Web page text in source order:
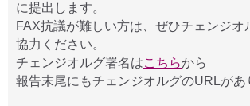
に提出します。
FAX抗議が難しい方は、ぜひチェンジオ
協力ください。
チェンジオルグ署名はこちらから
報告末尾にもチェンジオルグのURLがあ